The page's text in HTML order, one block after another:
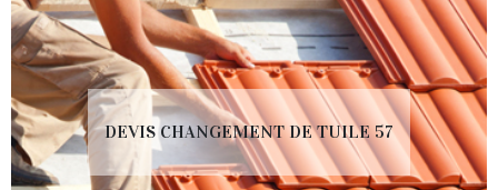
DEVIS CHANGEMENT DE TUILE 57